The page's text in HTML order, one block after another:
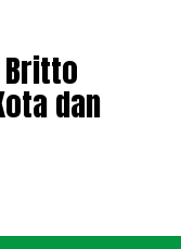
Britto
dan